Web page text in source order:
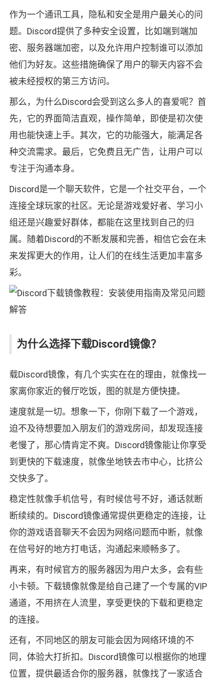
作为一个通讯工具，隐私和安全是用户最关心的问
题。Discord提供了多种安全设置，比如端到端加
密、服务器端加密，以及允许用户控制谁可以添加
他们为好友。这些措施确保了用户的聊天内容不会
被未经授权的第三方访问。
那么，为什么Discord会受到这么多人的喜爱呢？首
先，它的界面简洁直观，操作简单，即使是初次使
用也能快速上手。其次，它的功能强大，能满足各
种交流需求。最后，它免费且无广告，让用户可以
专注于沟通本身。
Discord是一个聊天软件，它是一个社交平台，一个
连接全球玩家的社区。无论是游戏爱好者、学习小
组还是兴趣爱好群体，都能在这里找到自己的归
属。随着Discord的不断发展和完善，相信它会在未
来发挥更大的作用，让人们的在线生活更加丰富多
彩。
为什么选择下载Discord镜像？
载Discord镜像，有几个实实在在的理由，就像找一
家离你家近的餐厅吃饭，图的就是方便快捷。
速度就是一切。想象一下，你刚下载了一个游戏，
迫不及待想要加入朋友们的游戏房间，却发现连接
老慢了，那心情肯定不爽。Discord镜像能让你享受
到更快的下载速度，就像坐地铁去市中心，比挤公
交快多了。
稳定性就像手机信号，有时候信号不好，通话就断
断续续的。Discord镜像通常提供更稳定的连接，让
你的游戏语音聊天不会因为网络问题而中断，就像
在信号好的地方打电话，沟通起来顺畅多了。
再来，有时候官方的服务器因为用户太多，会有些
小卡顿。下载镜像就像是给自己建了一个专属的VIP
通道，不用挤在人流里，享受更快的下载和更稳定
的连接。
还有，不同地区的朋友可能会因为网络环境的不
同，体验大打折扣。Discord镜像可以根据你的地理
位置，提供最适合你的服务器，就像找了一家适合